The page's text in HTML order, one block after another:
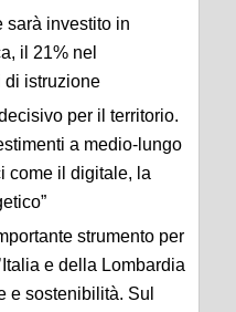
sarà investito in
il 21% nel
di istruzione
per il territorio.
a medio-lungo
come il digitale, la
strumento per
e della Lombardia
e sostenibilità. Sul